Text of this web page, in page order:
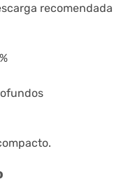
recomendada